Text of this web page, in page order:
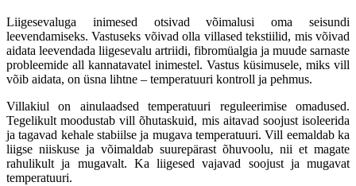
Liigesevaluga inimesed otsivad võimalusi oma seisundi
leevendamiseks. Vastuseks võivad olla villased tekstiilid, mis võivad
aidata leevendada liigesevalu artriidi, fibromüalgia ja muude sarnaste
probleemide all kannatavatel inimestel. Vastus küsimusele, miks vill
võib aidata, on üsna lihtne – temperatuuri kontroll ja pehmus.
Villakiul on ainulaadsed temperatuuri reguleerimise omadused.
Tegelikult moodustab vill õhutaskuid, mis aitavad soojust isoleerida
ja tagavad kehale stabiilse ja mugava temperatuuri. Vill eemaldab ka
liigse niiskuse ja võimaldab suurepärast õhuvoolu, nii et magate
rahulikult ja mugavalt. Ka liigesed vajavad soojust ja mugavat
temperatuuri.